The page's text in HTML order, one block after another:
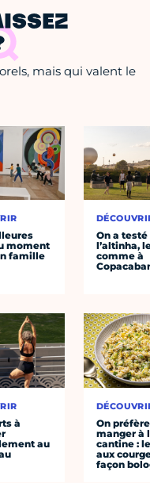
mais qui valent le
moment
famille
à
au
On a testé
l’altinha,
comme à
On préfère
manger à
cantine :
aux
façon